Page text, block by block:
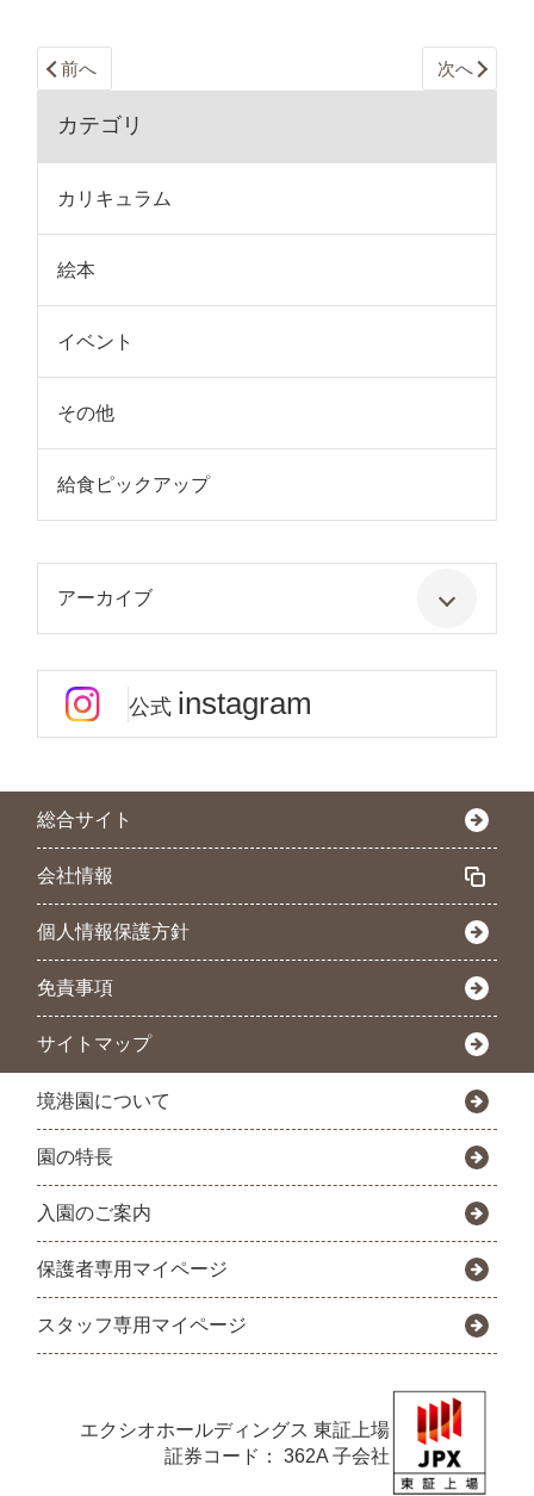
前へ 次へ
カテゴリ
カリキュラム
絵本
イベント
その他
給食ピックアップ
アーカイブ
公式 instagram
総合サイト
会社情報
個人情報保護方針
免責事項
サイトマップ
境港園について
園の特長
入園のご案内
保護者専用マイページ
スタッフ専用マイページ
エクシオホールディングス 東証上場
証券コード： 362A 子会社